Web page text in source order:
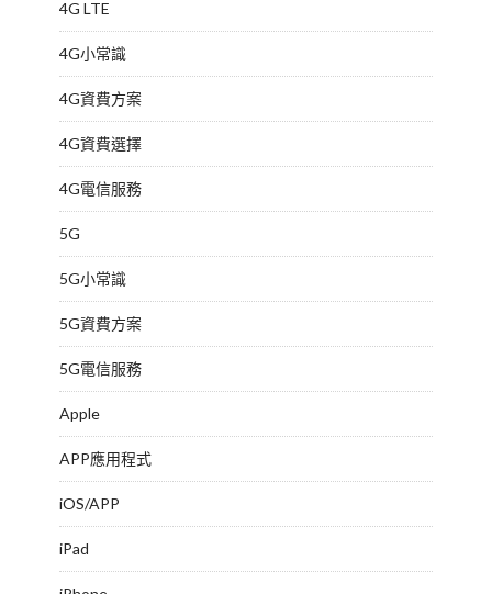
4G LTE
4G小常識
4G資費方案
4G資費選擇
4G電信服務
5G
5G小常識
5G資費方案
5G電信服務
Apple
APP應用程式
iOS/APP
iPad